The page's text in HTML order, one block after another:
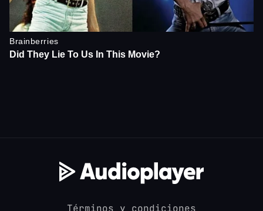
Términos y condiciones